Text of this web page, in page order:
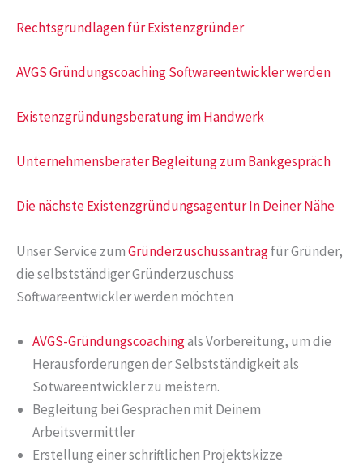
Rechtsgrundlagen für Existenzgründer
AVGS Gründungscoaching Softwareentwickler werden
Existenzgründungsberatung im Handwerk
Unternehmensberater Begleitung zum Bankgespräch
Die nächste Existenzgründungsagentur In Deiner Nähe
Unser Service zumGründerzuschussantragfür Gründer,
die selbstständiger Gründerzuschuss
Softwareentwickler werden möchten
AVGS-Gründungscoachingals Vorbereitung, um die
Herausforderungen der Selbstständigkeit als
Sotwareentwickler zu meistern.
Begleitung bei Gesprächen mit Deinem
Arbeitsvermittler
Erstellung einer schriftlichen Projektskizze